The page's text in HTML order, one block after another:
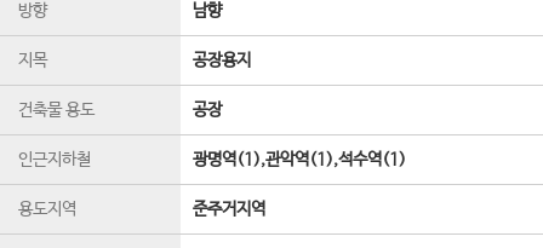
방향 남향
지목 공장용지
건축물 용도 공장
인근지하철 광명역(1),관악역(1),석수역(1)
용도지역 준주거지역